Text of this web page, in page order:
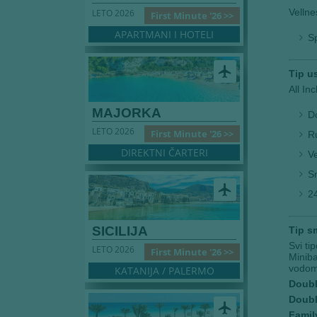
Tip
All
Tip
Svi
First Minute '26 >>
LETO 2026
APARTMANI I HOTELI
airplanemode_active
MAJORKA
First Minute '26 >>
LETO 2026
DIREKTNI ČARTERI
airplanemode_active
SICILIJA
First Minute '26 >>
LETO 2026
KATANIJA / PALERMO
airplanemode_active